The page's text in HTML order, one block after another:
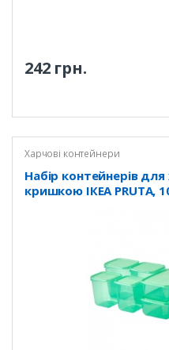
242 грн.
Харчові контейнери
Набір контейнерів
кришкою ІКЕА PRUTA,